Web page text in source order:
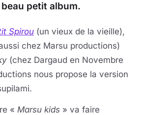
petit album.
Spirou (un vieux de la vieille),
chez Marsu productions)
(chez Dargaud en Novembre
nous propose la version
« Marsu kids » va faire